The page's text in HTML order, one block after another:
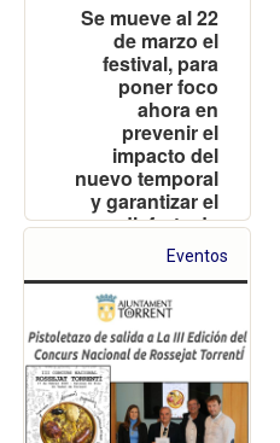
Se mueve al 22
de marzo el
festival, para
poner foco
ahora en
prevenir el
impacto del
nuevo temporal
y garantizar el
disfrute de
todos los
ciudadanos
Eventos